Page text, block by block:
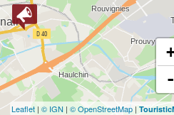
Leaflet| © IGN | © OpenStreetMap|